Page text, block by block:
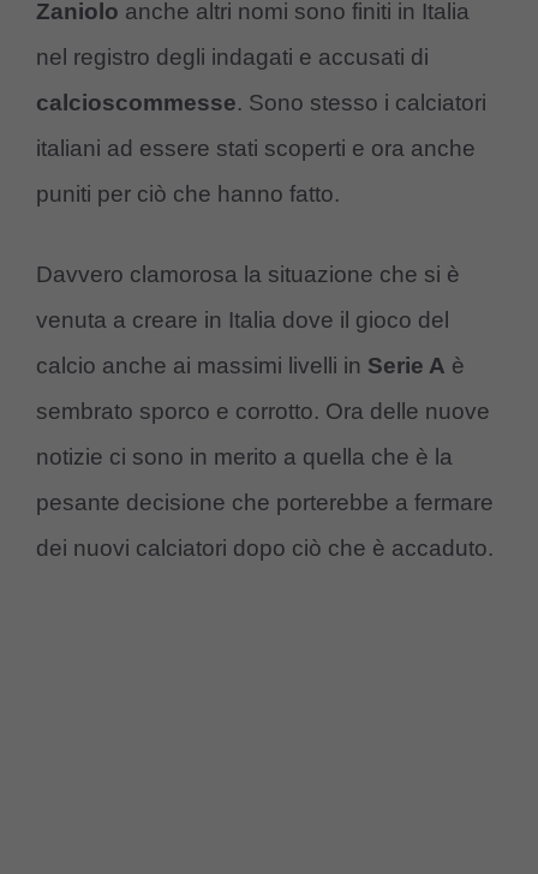
Zaniolo anche altri nomi sono finiti in Italia
nel registro degli indagati e accusati di
calcioscommesse. Sono stesso i calciatori
italiani ad essere stati scoperti e ora anche
puniti per ciò che hanno fatto.
Davvero clamorosa la situazione che si è
venuta a creare in Italia dove il gioco del
calcio anche ai massimi livelli in Serie A è
sembrato sporco e corrotto. Ora delle nuove
notizie ci sono in merito a quella che è la
pesante decisione che porterebbe a fermare
dei nuovi calciatori dopo ciò che è accaduto.